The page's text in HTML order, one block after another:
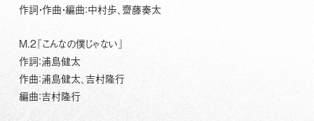
作詞・作曲・編曲：中村歩、齋藤奏太
M.2『こんなの僕じゃない』
作詞：浦島健太
作曲：浦島健太、吉村隆行
編曲：吉村隆行